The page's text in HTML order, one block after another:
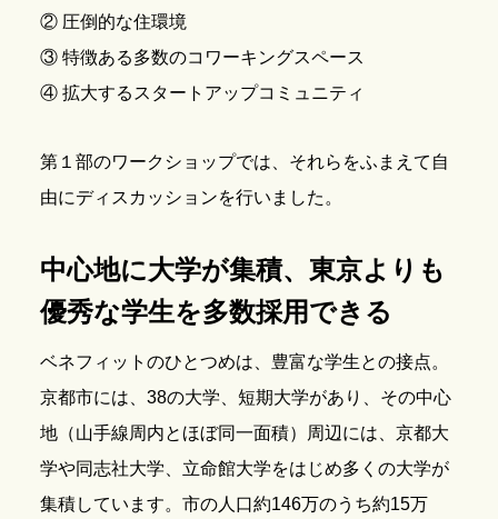
② 圧倒的な住環境
③ 特徴ある多数のコワーキングスペース
④ 拡大するスタートアップコミュニティ
第１部のワークショップでは、それらをふまえて自
由にディスカッションを行いました。
中心地に大学が集積、東京よりも
優秀な学生を多数採用できる
ベネフィットのひとつめは、豊富な学生との接点。
京都市には、38の大学、短期大学があり、その中心
地（山手線周内とほぼ同一面積）周辺には、京都大
学や同志社大学、立命館大学をはじめ多くの大学が
集積しています。市の人口約146万のうち約15万